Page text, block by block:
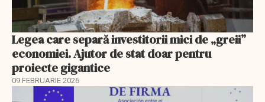
Legea care separă investitorii mici de „greii”
economiei. Ajutor de stat doar pentru
proiecte gigantice
09 FEBRUARIE 2026